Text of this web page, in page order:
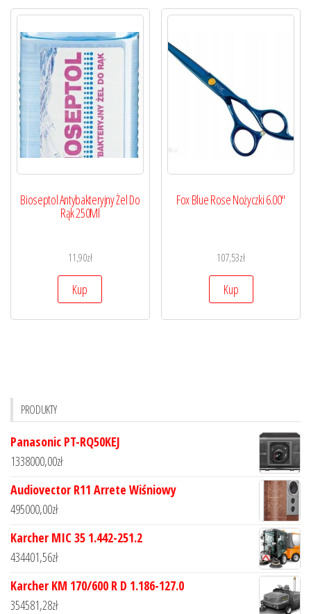
Bioseptol Antybakteryjny Żel Do
Rąk 250Ml
11,90zł
Kup
Fox Blue Rose Nożyczki 6.00″
107,53zł
Kup
PRODUKTY
Panasonic PT-RQ50KEJ
1338000,00zł
Audiovector R11 Arrete Wiśniowy
495000,00zł
Karcher MIC 35 1.442-251.2
434401,56zł
Karcher KM 170/600 R D 1.186-127.0
354581,28zł